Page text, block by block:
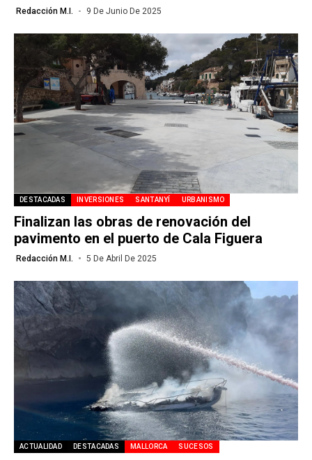
Redacción M.I. 9 De Junio De 2025
DESTACADAS INVERSIONES SANTANYÍ URBANISMO
Finalizan las obras de renovación del
pavimento en el puerto de Cala Figuera
Redacción M.I. 5 De Abril De 2025
ACTUALIDAD DESTACADAS MALLORCA SUCESOS